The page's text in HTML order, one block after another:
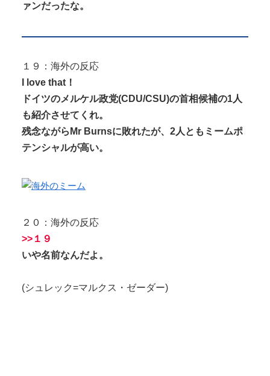
ァンだったな。
１９：海外の反応
I love that！
ドイツのメルケル政党(CDU/CSU)の首相候補の1人
も紹介させてくれ。
残念ながらMr Burnsに敗れたが、2人ともミームポ
テンシャルが高い。
２０：海外の反応
>>１９
いや名前なんだよ。
(シュレック=マルクス・ゼーダー)